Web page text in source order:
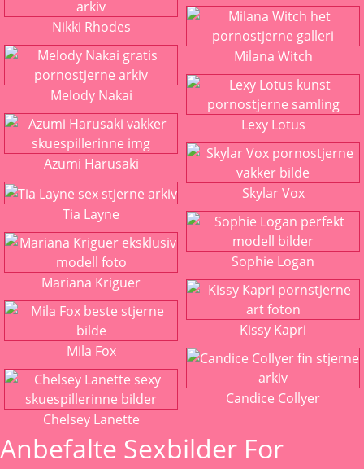
Nikki Rhodes
Melody Nakai
Azumi Harusaki
Tia Layne
Mariana Kriguer
Mila Fox
Chelsey Lanette
Milana Witch
Lexy Lotus
Skylar Vox
Sophie Logan
Kissy Kapri
Candice Collyer
Anbefalte Sexbilder For